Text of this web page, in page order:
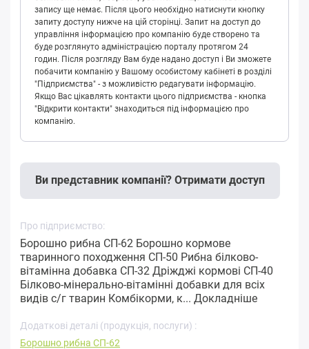
запису ще немає. Після цього необхідно натиснути кнопку
запиту доступу нижче на цій сторінці. Запит на доступ до
управління інформацією про компанію буде створено та
буде розглянуто адміністрацією порталу протягом 24
годин. Після розгляду Вам буде надано доступ і Ви зможете
побачити компанію у Вашому особистому кабінеті в розділі
"Підприємства" - з можливістю редагувати інформацію.
Якщо Вас цікавлять контакти цього підприємства - кнопка
"Відкрити контакти" знаходиться під інформацією про
компанію.
Ви представник компанії? Отримати доступ
Про підприємство:
Борошно рибна СП-62 Борошно кормове
тваринного походження СП-50 Рибна білково-
вітамінна добавка СП-32 Дріжджі кормові СП-40
Білково-мінерально-вітамінні добавки для всіх
видів с/г тварин Комбікорми, к... Докладніше
Додаткові деталі (продукція, послуги) :
Борошно рибна СП-62